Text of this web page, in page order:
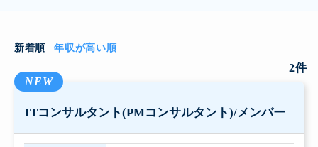
2件
新着順 年収が高い順
NEW
ITコンサルタント(PMコンサルタント)/メンバー